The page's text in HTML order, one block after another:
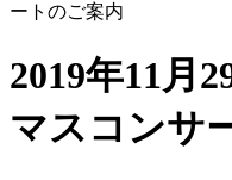
ートのご案内
2019年11月
マスコンサ